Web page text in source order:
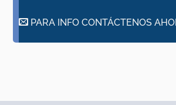
PARA INFO CONTÁCTENOS